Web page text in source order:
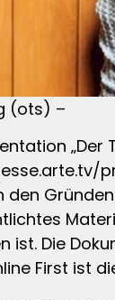
(ots) –
den
ist. Die
First ist